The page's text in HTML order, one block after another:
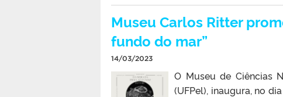
Museu Carlos Ritter
fundo do mar”
14/03/2023
O Museu de Ciências
(UFPel), inaugura, no